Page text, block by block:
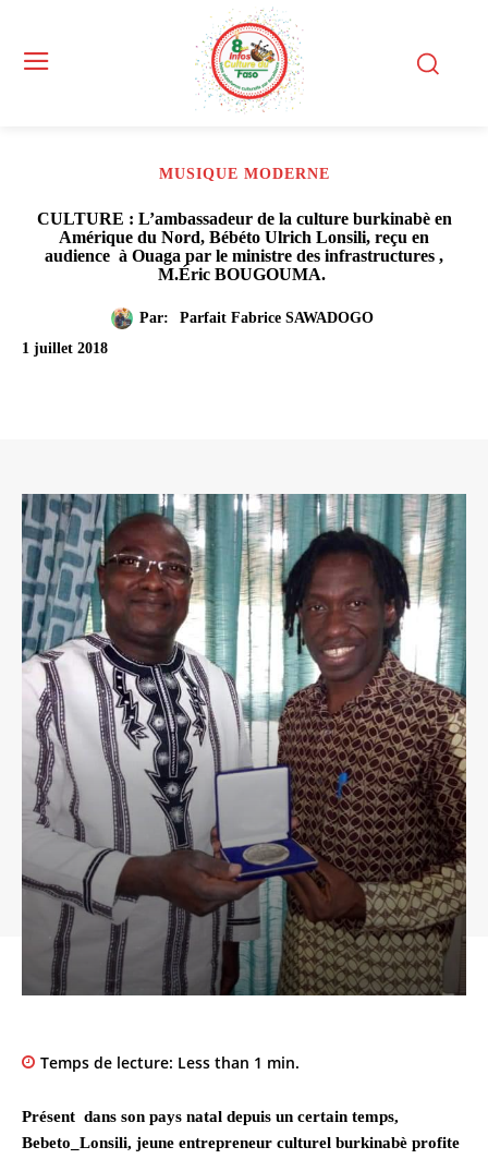
MUSIQUE MODERNE
CULTURE : L’ambassadeur de la culture burkinabè en
Amérique du Nord, Bébéto Ulrich Lonsili, reçu en
audience à Ouaga par le ministre des infrastructures ,
M.Éric BOUGOUMA.
Par:
Parfait Fabrice SAWADOGO
1 juillet 2018
Temps de lecture: Less than 1 min.
Présent dans son pays natal depuis un certain temps,
Bebeto_Lonsili, jeune entrepreneur culturel burkinabè profite